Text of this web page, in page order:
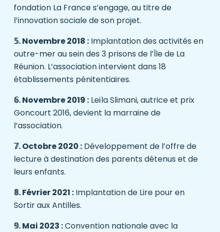
fondation La France s’engage, au titre de
l’innovation sociale de son projet.
𝟝. Novembre 2018 : Implantation des activités en
outre-mer au sein des 3 prisons de l’Île de La
Réunion. L’association intervient dans 18
établissements pénitentiaires.
𝟞. Novembre 2019 : Leïla Slimani, autrice et prix
Goncourt 2016, devient la marraine de
l’association.
𝟟. Octobre 2020 : Développement de l’offre de
lecture à destination des parents détenus et de
leurs enfants.
𝟠. Février 2021 : Implantation de Lire pour en
Sortir aux Antilles.
𝟡. Mai 2023 :Convention nationale avec la